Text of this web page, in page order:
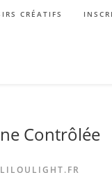
CRÉATIFS
Contrôlée